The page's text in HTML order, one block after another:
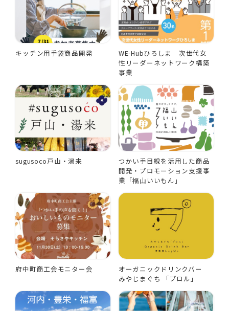
キッチン用手袋商品開発
WE-Hubひろしま 次世代女
性リーダーネットワーク構築
事業
sugusoco戸山・湯来
つかい手目線を活用した商品
開発・プロモーション支援事
業「福山いいもん」
府中町商工会モニター会
オーガニックドリンクバー
みやじまぐち 「プロル」